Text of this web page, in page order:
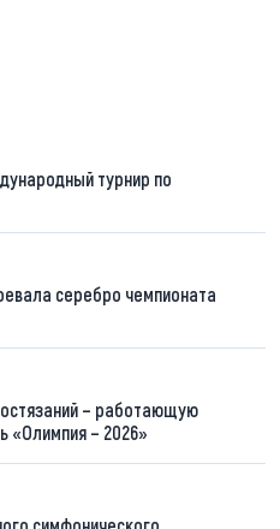
турнир по
серебро чемпионата
– работающую
«Олимпия – 2026»